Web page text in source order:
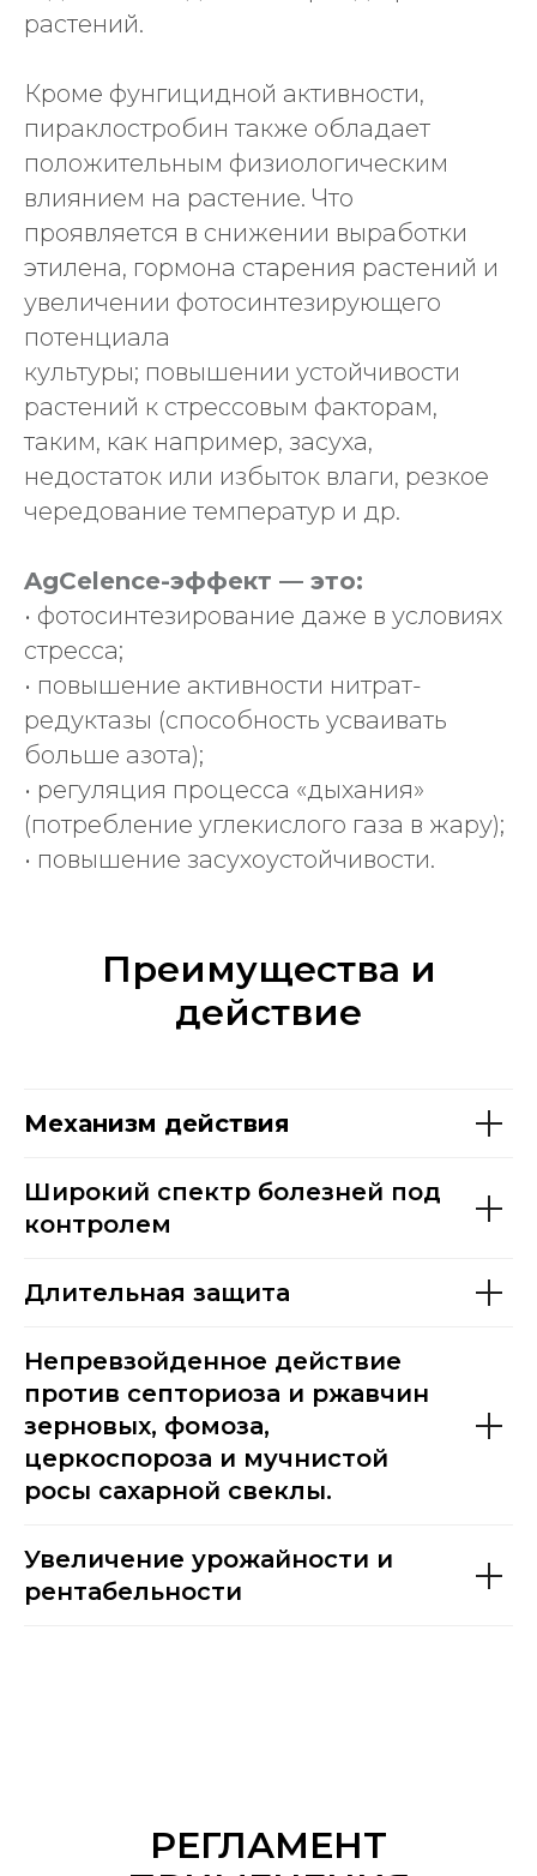
растений.
Кроме фунгицидной активности,
пираклостробин также обладает
положительным физиологическим
влиянием на растение. Что
проявляется в снижении выработки
этилена, гормона старения растений и
увеличении фотосинтезирующего
потенциала
культуры; повышении устойчивости
растений к стрессовым факторам,
таким, как например, засуха,
недостаток или избыток влаги, резкое
чередование температур и др.
AgCelence-эффект — это:
• фотосинтезирование даже в условиях
стресса;
• повышение активности нитрат-
редуктазы (способность усваивать
больше азота);
• регуляция процесса «дыхания»
(потребление углекислого газа в жару);
• повышение засухоустойчивости.
Преимущества и
действие
Механизм действия
Широкий спектр болезней под
контролем
Длительная защита
Непревзойденное действие
против септориоза и ржавчин
зерновых, фомоза,
церкоспороза и мучнистой
росы сахарной свеклы.
Увеличение урожайности и
рентабельности
РЕГЛАМЕНТ